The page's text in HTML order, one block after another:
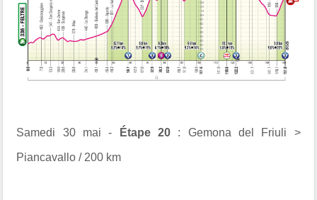
Samedi 30 mai - Étape 20 : Gemona del Friuli >
Piancavallo / 200 km